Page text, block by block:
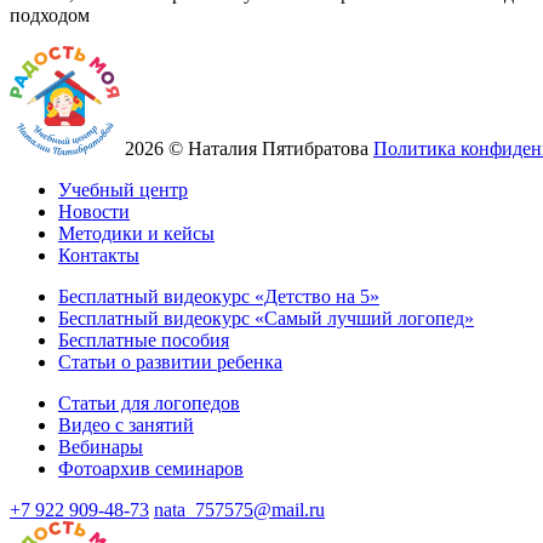
подходом
2026 © Наталия Пятибратова Политика
Учебный центр
Новости
Методики и кейсы
Контакты
Бесплатный видеокурс «Детство на 5»
Бесплатный видеокурс «Самый лучший логопед»
Бесплатные пособия
Статьи о развитии ребенка
Статьи для логопедов
Видео с занятий
Вебинары
Фотоархив семинаров
+7 922 909-48-73 nata_757575@mail.ru